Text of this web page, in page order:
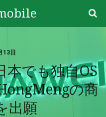
13日
本でも独自OS
の商
出願